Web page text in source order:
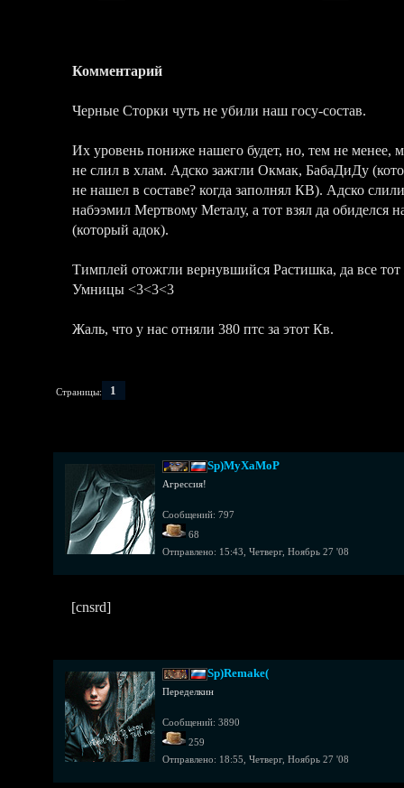
Комментарий
Черные Сторки чуть не убили наш госу-состав.
Их уровень пониже нашего будет, но, тем не менее,
не слил в хлам. Адско зажгли Окмак, БабаДиДу
не нашел в составе? когда заполнял КВ). Адско
набээмил Мертвому Металу, а тот взял да обиделся
(который адок).
Тимплей отожгли вернувшийся Растишка, да все
Умницы <3<3<3
Жаль, что у нас отняли 380 птс за этот Кв.
Страницы: 1
Sp)MyXaMoP
Агрессия!
Сообщений: 797
68
Отправлено: 15:43, Четверг, Ноябрь 27 '08
[cnsrd]
Sp)Remake(
Переделкин
Сообщений: 3890
259
Отправлено: 18:55, Четверг, Ноябрь 27 '08